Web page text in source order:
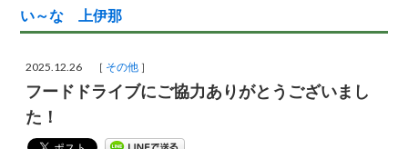
t
い～な 上伊那
2025.12.26 ［ その他 ］
フードドライブにご協力ありがとうございまし
た！